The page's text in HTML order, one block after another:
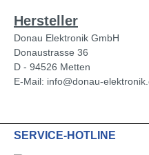
Hersteller
Donau Elektronik GmbH
Donaustrasse 36
D - 94526 Metten
E-Mail: info@donau-
SERVICE-HOTLINE